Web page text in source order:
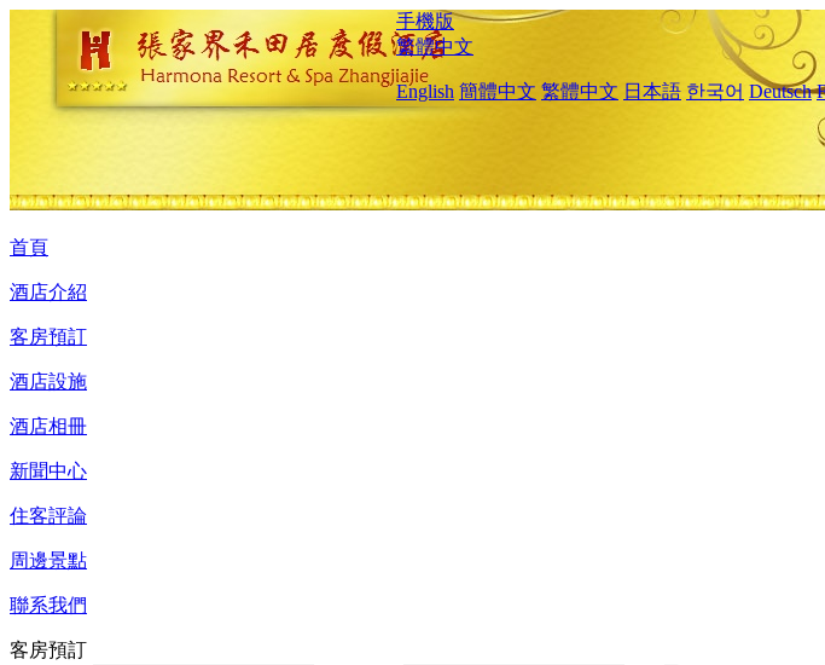
手機版
繁體中文
English 簡體中文 繁體中文 日本語 한국어 Deutsch
首頁
酒店介紹
客房預訂
酒店設施
酒店相冊
新聞中心
住客評論
周邊景點
聯系我們
客房預訂